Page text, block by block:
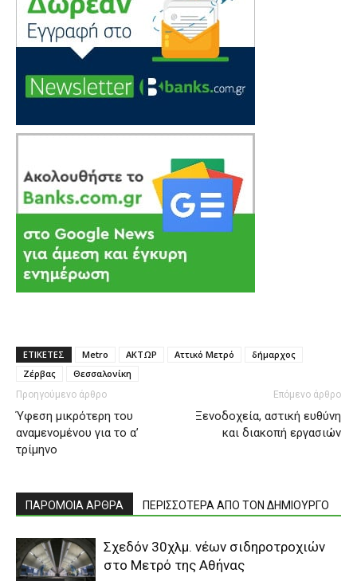
ΕΤΙΚΕΤΕΣ Metro ΑΚΤΩΡ Αττικό Μετρό
δήμαρχος
Ζέρβας
Θεσσαλονίκη
Προηγούμενο άρθρο
Ύφεση μικρότερη του
αναμενομένου για το α’
τρίμηνο
Επόμενο άρθρο
Ξενοδοχεία, αστική ευθύνη
και διακοπή εργασιών
ΠΑΡΟΜΟΙΑ ΑΡΘΡΑ ΠΕΡΙΣΣΟΤΕΡΑ ΑΠΟ ΤΟΝ ΔΗΜΙΟΥΡΓΟ
Σχεδόν 30χλμ. νέων σιδηροτροχιών
στο Μετρό της Αθήνας